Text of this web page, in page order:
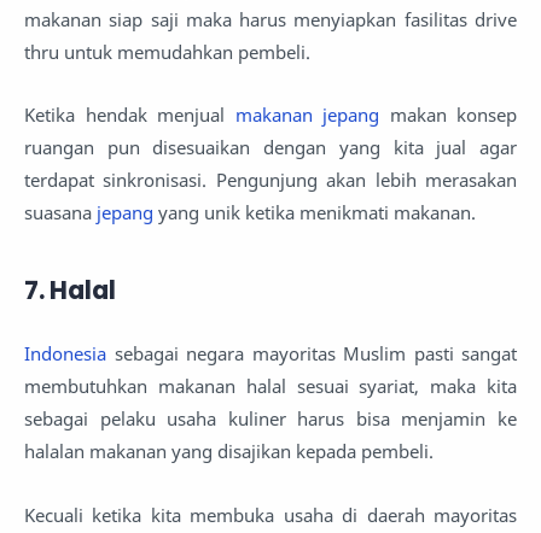
makanan siap saji maka harus menyiapkan fasilitas drive
thru untuk memudahkan pembeli.
Ketika hendak menjual makanan jepang makan konsep
ruangan pun disesuaikan dengan yang kita jual agar
terdapat sinkronisasi. Pengunjung akan lebih merasakan
suasana jepang yang unik ketika menikmati makanan.
7. Halal
Indonesia sebagai negara mayoritas Muslim pasti sangat
membutuhkan makanan halal sesuai syariat, maka kita
sebagai pelaku usaha kuliner harus bisa menjamin ke
halalan makanan yang disajikan kepada pembeli.
Kecuali ketika kita membuka usaha di daerah mayoritas